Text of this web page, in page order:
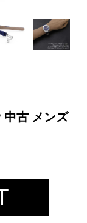
中古 メンズ